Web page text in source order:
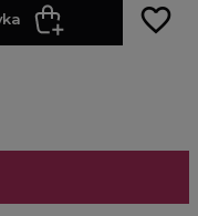
favorite_border